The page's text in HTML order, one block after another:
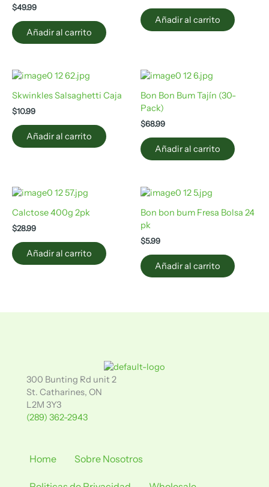
$49.99
Añadir al carrito
Añadir al carrito
Skwinkles Salsaghetti Caja
$10.99
Añadir al carrito
Bon Bon Bum Tajín (30-
Pack)
$68.99
Añadir al carrito
Calctose 400g 2pk
$28.99
Añadir al carrito
Bon bon bum Fresa Bolsa 24
pk
$5.99
Añadir al carrito
300 Bunting Rd unit 2
St. Catharines, ON
L2M 3Y3
(289) 362-2943
Home Sobre Nosotros